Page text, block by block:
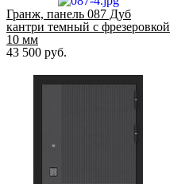
Гранж, панель 087 Дуб
кантри темный с фрезеровкой
10 мм
43 500 руб.